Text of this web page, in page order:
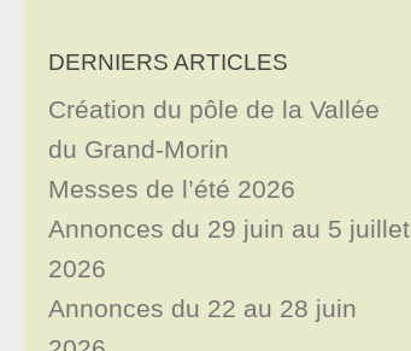
DERNIERS ARTICLES
Création du pôle de la Vallée
du Grand-Morin
Messes de l’été 2026
Annonces du 29 juin au 5 juillet
2026
Annonces du 22 au 28 juin